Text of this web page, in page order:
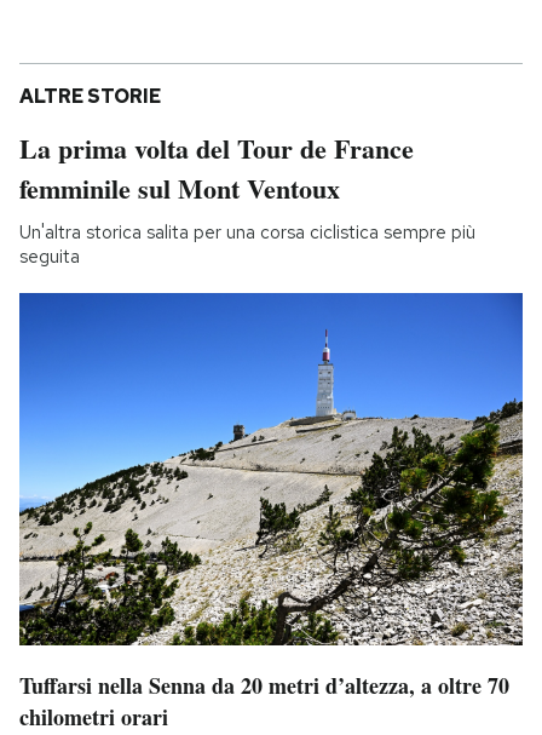
ALTRE STORIE
La prima volta del Tour de France
femminile sul Mont Ventoux
Un'altra storica salita per una corsa ciclistica sempre più
seguita
Tuffarsi nella Senna da 20 metri d’altezza, a oltre 70
chilometri orari